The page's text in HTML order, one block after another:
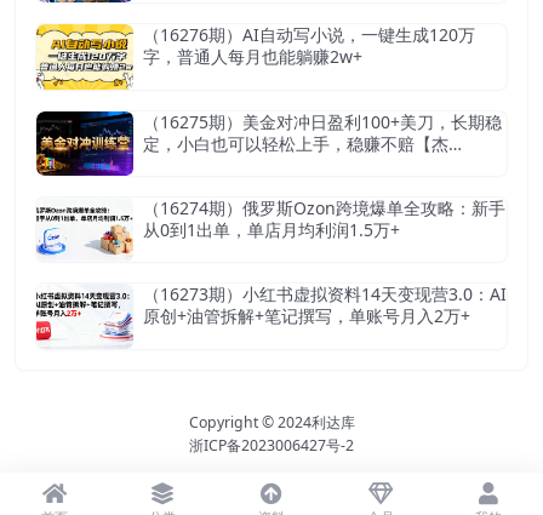
（16276期）AI自动写小说，一键生成120万
字，普通人每月也能躺赚2w+
（16275期）美金对冲日盈利100+美刀，长期稳
定，小白也可以轻松上手，稳赚不赔【杰…
（16274期）俄罗斯Ozon跨境爆单全攻略：新手
从0到1出单，单店月均利润1.5万+
（16273期）小红书虚拟资料14天变现营3.0：AI
原创+油管拆解+笔记撰写，单账号月入2万+
Copyright © 2024利达库
浙ICP备2023006427号-2